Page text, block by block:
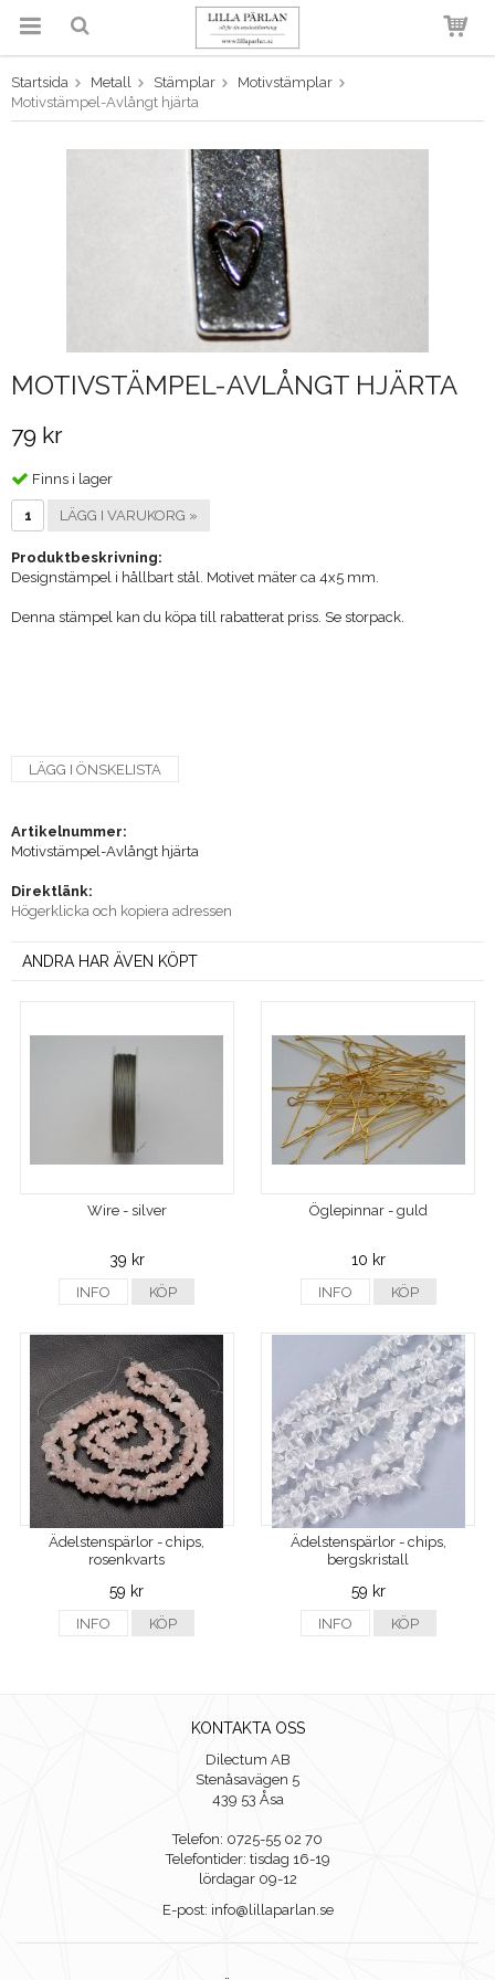
Produkten har blivit tillagd i
Startsida Metall Stämplar
Motivstämplar
Motivstämpel-Avlångt hjärta
MOTIVSTÄMPEL-AVLÅNGT HJÄRTA
79 kr
Finns i lager
LÄGG I VARUKORG »
Produktbeskrivning:
Designstämpel i hållbart stål. Motivet mäter ca 4x5 mm.
Denna stämpel kan du köpa till rabatterat priss. Se storpack.
LÄGG I ÖNSKELISTA
Artikelnummer:
Motivstämpel-Avlångt hjärta
Direktlänk:
Högerklicka och kopiera adressen
ANDRA HAR ÄVEN KÖPT
Wire - silver
39 kr
INFO KÖP
Öglepinnar - guld
10 kr
INFO KÖP
Ädelstenspärlor - chips,
rosenkvarts
59 kr
INFO KÖP
Ädelstenspärlor - chips,
bergskristall
59 kr
INFO KÖP
KONTAKTA OSS
Dilectum AB
Stenåsavägen 5
439 53 Åsa
Telefon: 0725-55 02 70
Telefontider: tisdag 16-19
lördagar 09-12
E-post: info@lillaparlan.se